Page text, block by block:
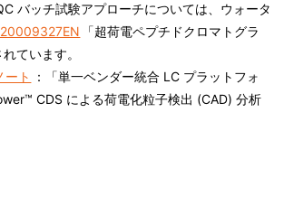
バッチ試験アプローチについては、ウォータ
「超荷電ペプチドクロマトグラ
ています。
ート
：「単一ベンダー統合 LC プラットフォ
CDS による荷電化粒子検出 (CAD) 分析